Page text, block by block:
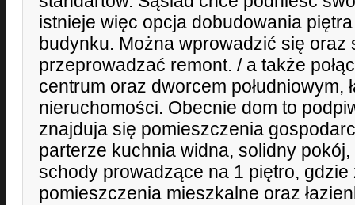
istnieje więc opcja dobudowania
budynku. Można wprowadzić się oraz
przeprowadzać remont. / a także
centrum oraz dworcem południowym,
nieruchomości. Obecnie dom to
znajduja się pomieszczenia
parterze kuchnia widna, solidny pokój,
schody prowadzące na 1 piętro, gdzie
pomieszczenia mieszkalne oraz